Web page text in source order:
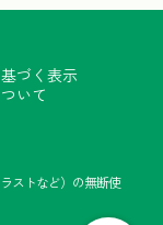
づく表示
いて
ストなど）の無断使